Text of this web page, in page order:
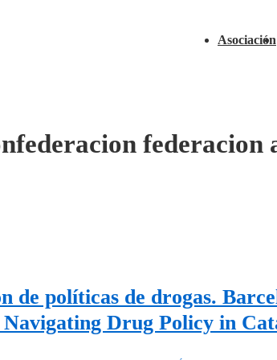
principal
Asociación
federacion
de políticas de drogas.
Drug Policy in